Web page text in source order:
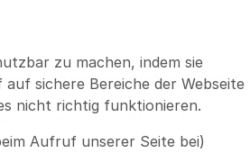
Eigentumswohnungen
gemeinschaftliche
zu machen, indem sie
sichere Bereiche der Webseite
nicht richtig funktionieren.
Aufruf unserer Seite bei)